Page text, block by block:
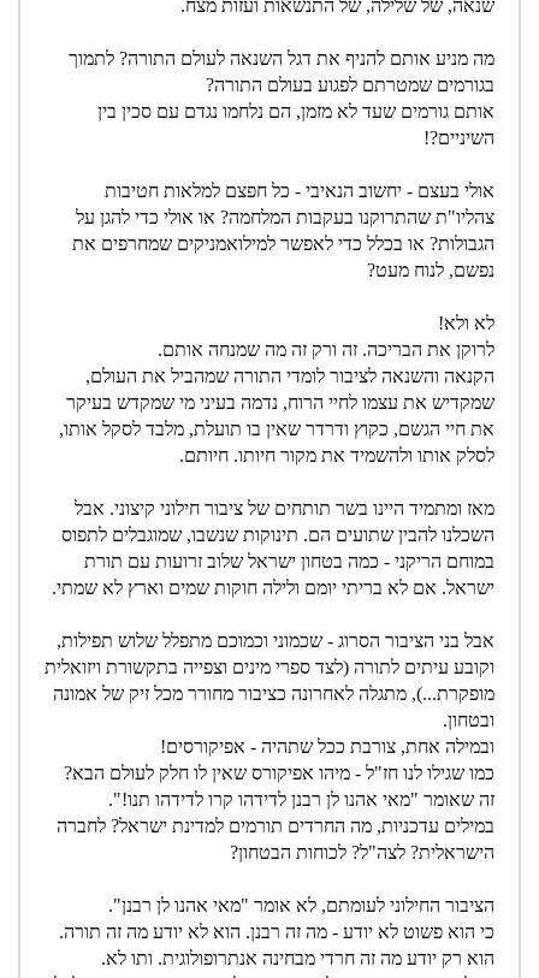
שנאה, של שלילה, של התנשאות ועזות מצח.
מה מניע אותם להניף את דגל השנאה לעולם התורה? לתמוך
בגורמים שמטרתם לפגוע בעולם התורה?
אותם גורמים שעד לא מזמן, הם נלחמו נגדם עם סכין בין
השיניים?!
אולי בעצם - יחשוב הנאיבי - כל חפצם למלאות חטיבות
צהליו"ת שהתרוקנו בעקבות המלחמה? או אולי כדי להגן על
הגבולות? או בכלל כדי לאפשר למילואמניקים שמחרפים את
נפשם, לנוח מעט?
לא ולא!
לרוקן את הבריכה. זה ורק זה מה שמנחה אותם.
הקנאה והשנאה לציבור לומדי התורה שמהביל את העולם,
שמקדיש את עצמו לחיי הרוח, נדמה בעיני מי שמקדש בעיקר
את חיי הגשם, כקוץ ודרדר שאין בו תועלת, מלבד לסקל אותו,
לסלק אותו ולהשמיד את מקור חיותו. חיותם.
מאז ומתמיד היינו בשר תותחים של ציבור חילוני קיצוני. אבל
השכלנו להבין שתועים הם. תינוקות שנשבו, שמוגבלים לתפוס
במוחם הריקני - כמה בטחון ישראל שלוב זרועות עם תורת
ישראל. אם לא בריתי יומם ולילה חוקות שמים וארץ לא שמתי.
אבל בני הציבור הסרוג - שכמוני וכמוכם מתפלל שלוש תפילות,
וקובע עיתים לתורה (לצד ספרי מינים וצפייה בתקשורת ויזואלית
מופקרת...), מתגלה לאחרונה כציבור מחורר מכל זיק של אמונה
ובטחון.
ובמילה אחת, צורבת ככל שתהיה - אפיקורסים!
כמו שגילו לנו חז"ל - מיהו אפיקורס שאין לו חלק לעולם הבא?
זה שאומר "מאי אהנו לן רבנן לדידהו קרו לדידהו תנו!".
במילים עדכניות, מה החרדים תורמים למדינת ישראל? לחברה
הישראלית? לצה"ל? לכוחות הבטחון?
הציבור החילוני לעומתם, לא אומר "מאי אהנו לן רבנן".
כי הוא פשוט לא יודע - מה זה רבנן. הוא לא יודע מה זה תורה.
הוא רק יודע מה זה חרדי מבחינה אנתרופולוגית. ותו לא.